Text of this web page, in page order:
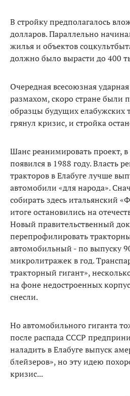
В стройку предполагалось
долларов. Параллельно
жилья и объектов
должно было вырасти до 400
Очередная всесоюзная
размахом, скоро стране были
образцы будущих елабужских
грянул кризис, и стройка
Шанс реанимировать проект,
появился в 1988 году. Власть
тракторов в Елабуге лучше
автомобили «для народа».
собирать здесь итальянский
итоге остановились на
Новый правительственный
перепрофилировать
автомобильный - по выпуску
микролитражек в год.
тракторный гигант»,
на фоне недостроенных
снесли.
Но автомобильного гиганта
после распада СССР
наладить в Елабуге выпуск
блейзеров», но эту идею
кризис...